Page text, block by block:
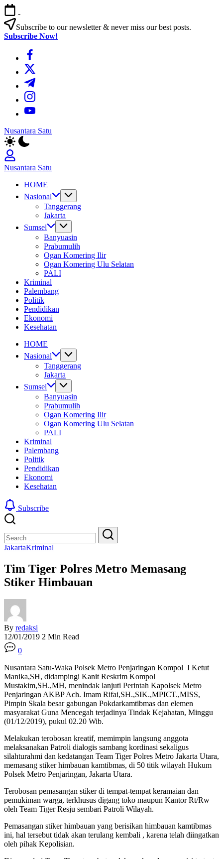
Skip
to
content
-
Subscribe to our newsletter & never miss our best posts.
Subscribe Now!
https://www.facebook.com/
https://twitter.com/
https://t.me/
https://www.instagram.com/
https://youtube.com/
Nusantara Satu
Berita
Untuk
Nusantara
Nusantara Satu
Untuk
Nusantara
HOME
Nasional
Tanggerang
Jakarta
Sumsel
Banyuasin
Prabumulih
Ogan Komering Ilir
Ogan Komering Ulu Selatan
PALI
Kriminal
Palembang
Politik
Pendidikan
Ekonomi
Kesehatan
HOME
Nasional
Tanggerang
Jakarta
Sumsel
Banyuasin
Prabumulih
Ogan Komering Ilir
Ogan Komering Ulu Selatan
PALI
Kriminal
Palembang
Politik
Pendidikan
Ekonomi
Kesehatan
Subscribe
Search
Search
JakartaKriminal
Tim Tiger Polres Metro Memasang
Stiker Himbauan
By redaksi
12/01/2019 2 Min Read
0
Nusantara Satu-Waka Polsek Metro Penjaringan Kompol I Ketut
Manika,SH, didampingi Kanit Reskrim Kompol
Mustakim,SH.,MH, menindak lanjuti Perintah Kapolsek Metro
Penjaringan AKBP Ach. Imam Rifai,SH.,SIK.,MPICT.,MISS,
Pimpin Skala besar gabungan Pokdarkamtibmas dan elemen
masyarakat Guna Mencegah terjadinya Tindak Kejahatan, Minggu
(01/12/2019), pukul 02.20 Wib.
Melakukan terobosan kreatif, memimpin langsung anggota
melaksanakan Patroli dialogis sambang kordinasi sekaligus
silahturahmi dan kedatangan Team Tiger Polres Metro Jakarta Utara,
memasang stiker himbauan kamtibmas, di 50 titik wilayah Hukum
Polsek Metro Penjaringan, Jakarta Utara.
Terobosan pemasangan stiker di tempat-tempat keramaian dan
pemukiman warga, terkhusus digang toko maupun Kantor Rt/Rw
oleh Team Tiger Resju sembari Patroli Wilayah.
Pemasangan stiker himbauan yang berisikan himbauan kamtibmas
ini, hal tersebut tidak akan terulang kembali , karena telah diingatkan
oleh pihak Kepolisian.